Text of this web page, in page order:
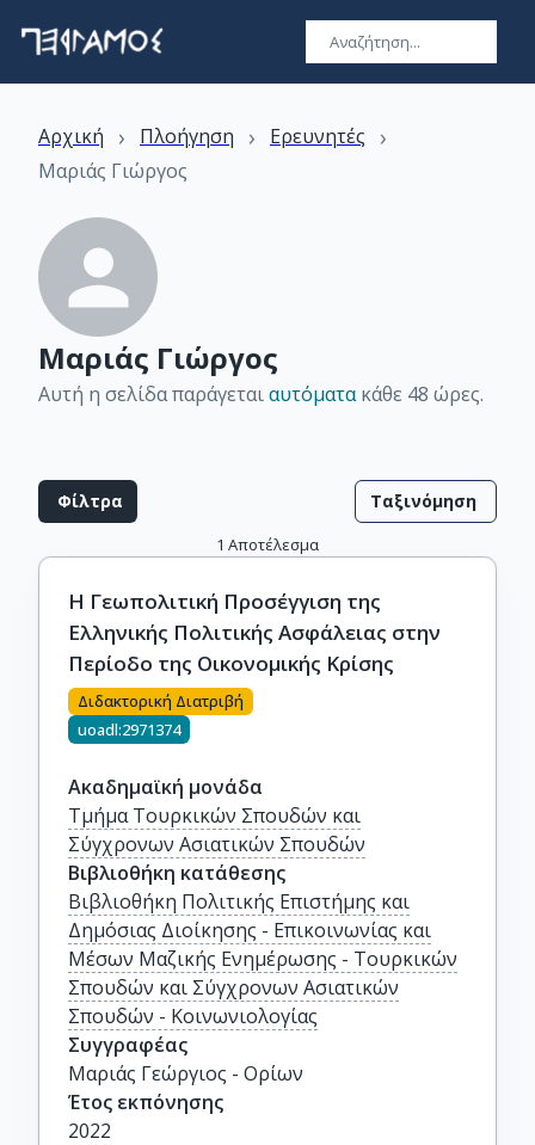
Αρχική › Πλοήγηση › Ερευνητές ›
Μαριάς Γιώργος
Μαριάς Γιώργος
Αυτή η σελίδα παράγεταιαυτόματακάθε 48 ώρες.
Φίλτρα Ταξινόμηση
1 Αποτέλεσμα
Η Γεωπολιτική Προσέγγιση της
Ελληνικής Πολιτικής Ασφάλειας στην
Περίοδο της Οικονομικής Κρίσης
Διδακτορική Διατριβή
uoadl:2971374
Ακαδημαϊκή μονάδα
Τμήμα Τουρκικών Σπουδών και
Σύγχρονων Ασιατικών Σπουδών
Βιβλιοθήκη κατάθεσης
Βιβλιοθήκη Πολιτικής Επιστήμης και
Δημόσιας Διοίκησης - Επικοινωνίας και
Μέσων Μαζικής Ενημέρωσης - Τουρκικών
Σπουδών και Σύγχρονων Ασιατικών
Σπουδών - Κοινωνιολογίας
Συγγραφέας
Μαριάς Γεώργιος - Ορίων
Έτος εκπόνησης
2022